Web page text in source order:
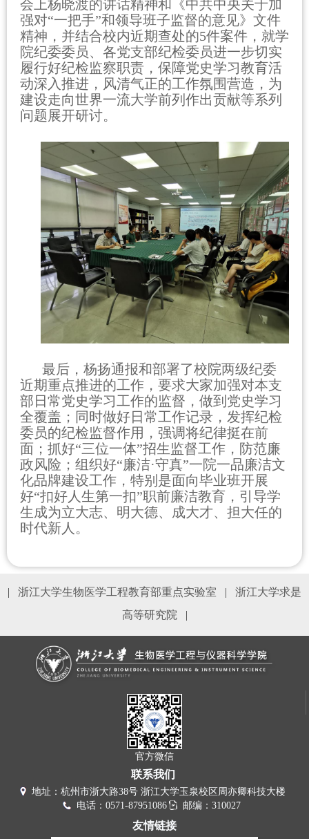
会上杨晓渡的讲话精神和《中共中央关于加
强对“一把手”和领导班子监督的意见》文件
精神，并结合校内近期查处的5件案件，就学
院纪委委员、各党支部纪检委员进一步切实
履行好纪检监察职责，保障党史学习教育活
动深入推进，风清气正的工作氛围营造，为
建设走向世界一流大学前列作出贡献等系列
问题展开研讨。
最后，杨扬通报和部署了校院两级纪委
近期重点推进的工作，要求大家加强对本支
部日常党史学习工作的监督，做到党史学习
全覆盖；同时做好日常工作记录，发挥纪检
委员的纪检监督作用，强调将纪律挺在前
面；抓好“三位一体”招生监督工作，防范廉
政风险；组织好“廉洁·守真”一院一品廉洁文
化品牌建设工作，特别是面向毕业班开展
好“扣好人生第一扣”职前廉洁教育，引导学
生成为立大志、明大德、成大才、担大任的
时代新人。
| 浙江大学生物医学工程教育部重点实验室 |
浙江大学求是
高等研究院
|
官方微信
联系我们
地址：杭州市浙大路38号 浙江大学玉泉校区周亦卿科技大楼
电话：0571-87951086
邮编：310027
友情链接